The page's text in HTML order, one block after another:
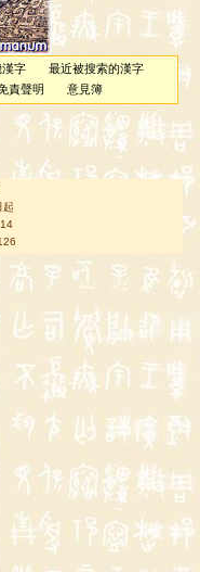
漢字
最近被搜索的漢字
責聲明 意見簿
起